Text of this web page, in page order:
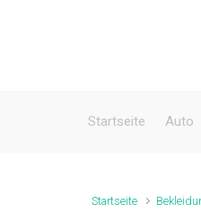
Startseite Auto
Startseite